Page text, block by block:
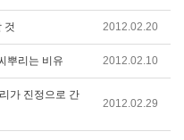
것 2012.02.20
뿌리는 비유 2012.02.10
가 진정으로 간
2012.02.29